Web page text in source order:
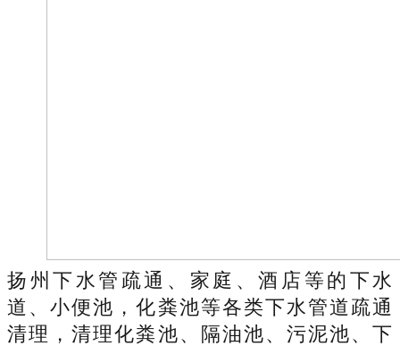
扬州下水管疏通、家庭、酒店等的下水
道、小便池，化粪池等各类下水管道疏通
清理，清理化粪池、隔油池、污泥池、下